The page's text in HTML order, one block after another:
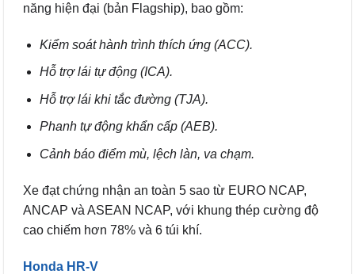
năng hiện đại (bản Flagship), bao gồm:
Kiểm soát hành trình thích ứng (ACC).
Hỗ trợ lái tự động (ICA).
Hỗ trợ lái khi tắc đường (TJA).
Phanh tự động khẩn cấp (AEB).
Cảnh báo điểm mù, lệch làn, va chạm.
Xe đạt chứng nhận an toàn 5 sao từ EURO NCAP,
ANCAP và ASEAN NCAP, với khung thép cường độ
cao chiếm hơn 78% và 6 túi khí.
Honda HR-V